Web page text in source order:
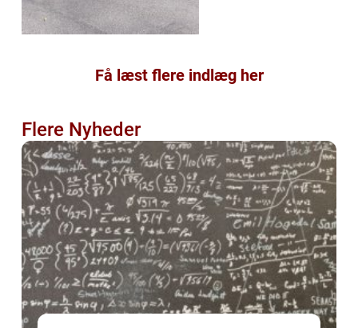
Få læst flere indlæg her
Flere Nyheder